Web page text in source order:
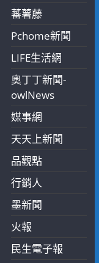
蕃薯藤
Pchome新聞
LIFE生活網
奧丁丁新聞-
owlNews
媒事網
天天上新聞
品觀點
行銷人
墨新聞
火報
民生電子報